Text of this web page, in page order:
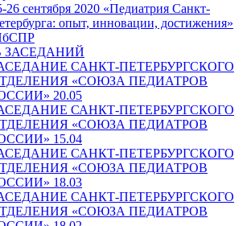
26 сентября 2020 «Педиатрия Санкт-
опыт, инновации, достижения»
ЗАСЕДАНИЙ
САНКТ-ПЕТЕРБУРГСКОГО
«СОЮЗА ПЕДИАТРОВ
20.05
САНКТ-ПЕТЕРБУРГСКОГО
«СОЮЗА ПЕДИАТРОВ
15.04
САНКТ-ПЕТЕРБУРГСКОГО
«СОЮЗА ПЕДИАТРОВ
18.03
САНКТ-ПЕТЕРБУРГСКОГО
«СОЮЗА ПЕДИАТРОВ